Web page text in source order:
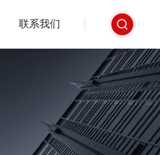
联系我们